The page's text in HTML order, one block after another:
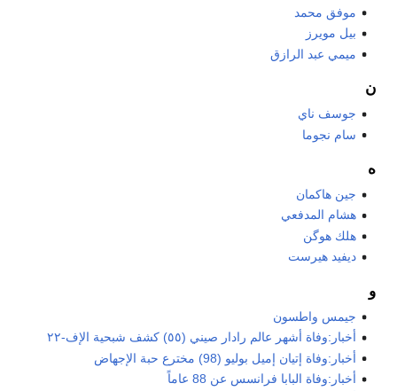
موفق محمد
بيل مويرز
ميمي عبد الرازق
ن
جوسف ناي
سام نجوما
ه
جين هاكمان
هشام المدفعي
هلك هوگن
ديفيد هيرست
و
جيمس واطسون
أخبار:وفاة أشهر عالم رادار صيني (٥٥) كشف شبحية الإف-٢٢
أخبار:وفاة إتيان إميل بوليو (98) مخترع حبة الإجهاض
أخبار:وفاة البابا فرانسس عن 88 عاماً